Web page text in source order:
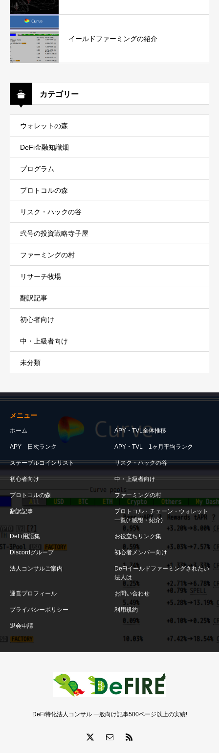
イールドファーミングの紹介
カテゴリー
ウォレットの森
DeFi金融知識畑
プログラム
プロトコルの森
リスク・ハックの谷
弐号の投資戦略寺子屋
ファーミングの村
リサーチ牧場
翻訳記事
初心者向け
中・上級者向け
未分類
メニュー
ホーム APY・TVL全体推移
APY 日次ランク APY・TVL 1ヶ月平均ランク
ステーブルコインリスト リスク・ハックの谷
初心者向け 中・上級者向け
プロトコルの森 ファーミングの村
翻訳記事
プロトコル・チェーン・ウォレット
一覧(+感想・紹介)
DeFi用語集 お役立ちリンク集
Discordグループ 初心者メンバー向け
法人コンサルご案内
DeFiイールドファーミングされたい
法人は
運営プロフィール お問い合わせ
プライバシーポリシー 利用規約
退会申請
DeFi特化法人コンサル 一般向け記事500ページ以上の実績!